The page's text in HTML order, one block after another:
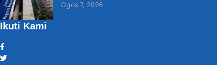
Ogos 7, 2026
Ikuti Kami